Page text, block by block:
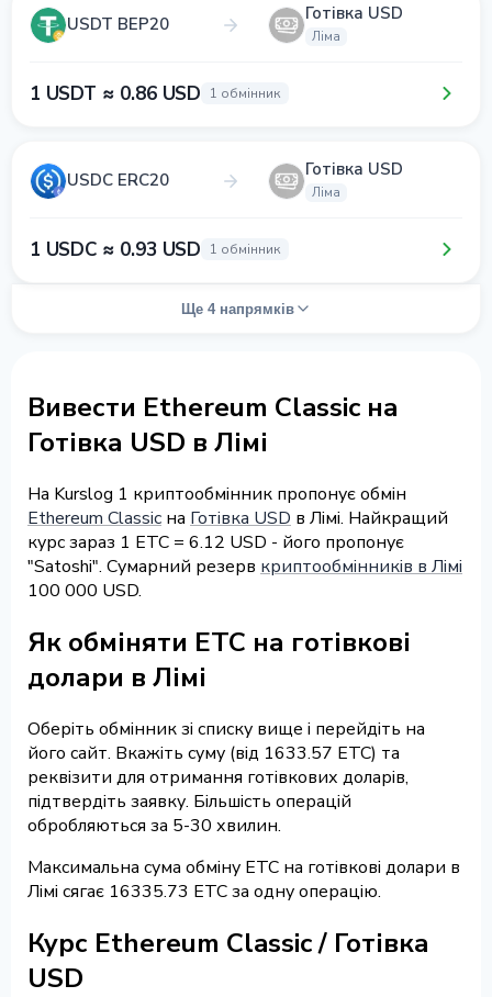
USDT BEP20 Готівка USD
Ліма
1 USDT ≈ 0.86 USD 1 обмінник
USDC ERC20 Готівка USD
Ліма
1 USDC ≈ 0.93 USD 1 обмінник
Ще 4 напрямків
Вивести Ethereum Classic на
Готівка USD в Лімі
На Kurslog 1 криптообмінник пропонує обмін
Ethereum Classic на Готівка USD в Лімі. Найкращий
курс зараз 1 ETC = 6.12 USD - його пропонує
"Satoshi". Сумарний резерв криптообмінників в Лімі
100 000 USD.
Як обміняти ETC на готівкові
долари в Лімі
Оберіть обмінник зі списку вище і перейдіть на
його сайт. Вкажіть суму (від 1633.57 ETC) та
реквізити для отримання готівкових доларів,
підтвердіть заявку. Більшість операцій
обробляються за 5-30 хвилин.
Максимальна сума обміну ETC на готівкові долари в
Лімі сягає 16335.73 ETC за одну операцію.
Курс Ethereum Classic / Готівка
USD